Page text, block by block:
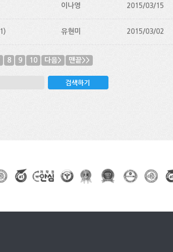
이나영 2015/03/15
유현미 2015/03/02
8 9 10 다음> 맨끝>>